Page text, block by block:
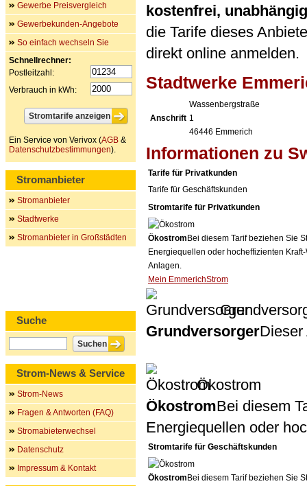
kostenfrei,
die Tarife dieses
direkt online anmelden.
Stadtwerke
Anschrift
Wassenbergstraße
1
46446 Emmerich
Informationen zu
Tarife für Privatkunden
Tarife für Geschäftskunden
Stromtarife für Privatkunden
Ökostrom Bei diesem Tarif beziehen Sie
Energiequellen oder hocheffizienten
Anlagen.
Mein EmmerichStrom
GrundversorgerDieser
Ökostrom
ÖkostromBei diesem
Energiequellen oder
Stromtarife für Geschäftskunden
Ökostrom Bei diesem Tarif beziehen Sie
Gewerbe Preisvergleich
Gewerbekunden-Angebote
So einfach wechseln Sie
Schnellrechner:
Postleitzahl:
Verbrauch in kWh:
Ein Service von Verivox (AGB &
Datenschutzbestimmungen).
Stromanbieter
Stromanbieter
Stadtwerke
Stromanbieter in Großstädten
Suche
Strom-News & Service
Strom-News
Fragen & Antworten (FAQ)
Stromabieterwechsel
Datenschutz
Impressum & Kontakt